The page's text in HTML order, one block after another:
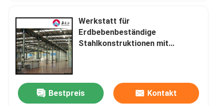
Werkstatt für
Erdbebenbeständige
Stahlkonstruktionen mit
Bestpreis Kontakt